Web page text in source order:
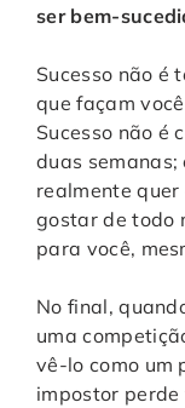
ser bem-
Sucesso não é
que façam
Sucesso não é
duas semanas;
realmente quer
gostar de todo
para você,
No final,
uma
vê-lo como um
impostor